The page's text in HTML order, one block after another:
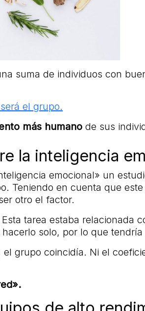
suma de individuos con
será el grupo.
más humano de sus
la inteligencia
emocional» un
Teniendo en cuenta que
otro el factor.
Esta tarea estaba relacionada
solo, por lo que
el grupo coincidía. Ni el